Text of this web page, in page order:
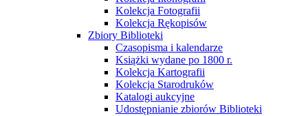
Kolekcja Fotografii
Kolekcja Rękopisów
Zbiory Biblioteki
Czasopisma i kalendarze
Książki wydane po 1800 r.
Kolekcja Kartografii
Kolekcja Starodruków
Katalogi aukcyjne
Udostępnianie zbiorów Biblioteki